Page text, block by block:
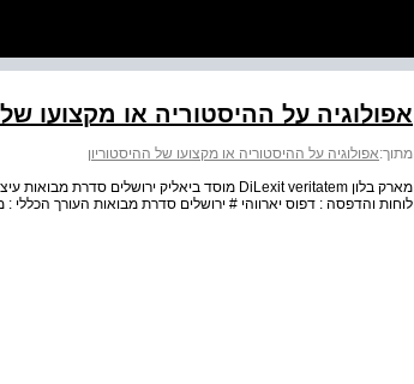
אפולוגיה על ההיסטוריה או מקצועו של
מתוך:אפולוגיה על ההיסטוריה או מקצועו של ההיסטוריון
לוחות והדפסה : דפוס יארווהי # ירושלים סדרת מבואות העורך הכללי